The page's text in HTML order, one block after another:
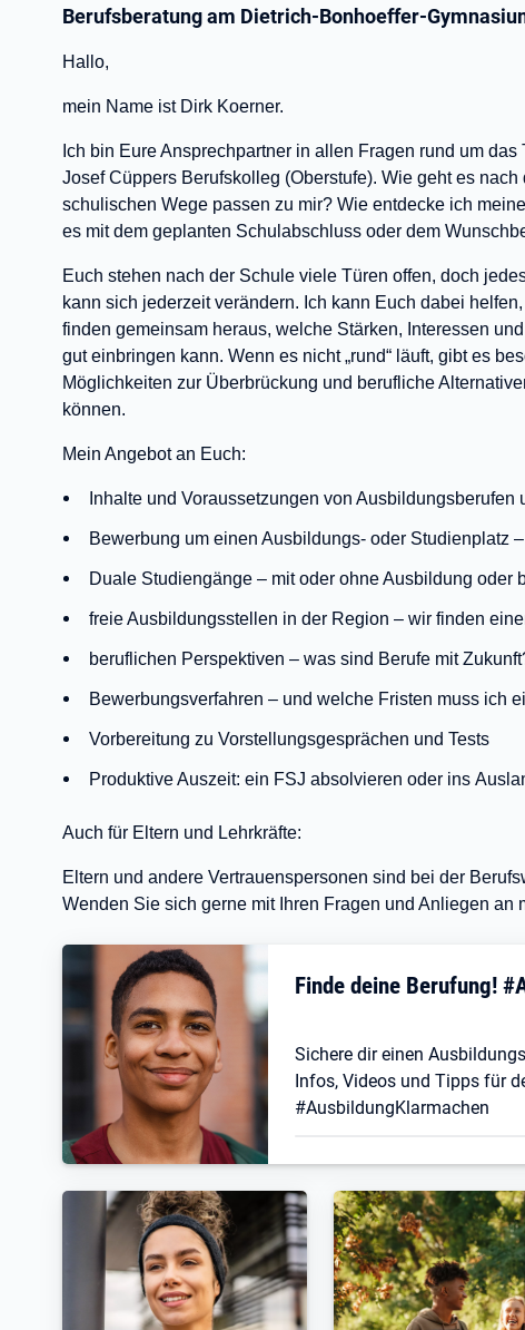
Berufsberatung am Dietrich-Bonhoeffer-
Hallo,
mein Name ist Dirk Koerner.
Ich bin Eure Ansprechpartner in allen Fragen rund um
Josef Cüppers Berufskolleg (Oberstufe). Wie geht es
schulischen Wege passen zu mir? Wie entdecke ich
es mit dem geplanten Schulabschluss oder dem
Euch stehen nach der Schule viele Türen offen, doch
kann sich jederzeit verändern. Ich kann Euch dabei
finden gemeinsam heraus, welche Stärken, Interessen
gut einbringen kann. Wenn es nicht „rund“ läuft, gibt es
Möglichkeiten zur Überbrückung und berufliche
können.
Mein Angebot an Euch:
Inhalte und Voraussetzungen von Ausbildungsberufen
Bewerbung um einen Ausbildungs- oder Studienplatz
Duale Studiengänge – mit oder ohne Ausbildung oder
freie Ausbildungsstellen in der Region – wir finden
beruflichen Perspektiven – was sind Berufe mit
Bewerbungsverfahren – und welche Fristen muss ich
Vorbereitung zu Vorstellungsgesprächen und Tests
Produktive Auszeit: ein FSJ absolvieren oder ins
Auch für Eltern und Lehrkräfte:
Eltern und andere Vertrauenspersonen sind bei der
Wenden Sie sich gerne mit Ihren Fragen und Anliegen an
Finde deine Berufung!
Sichere dir einen
Infos, Videos und Tipps für
#AusbildungKlarmachen